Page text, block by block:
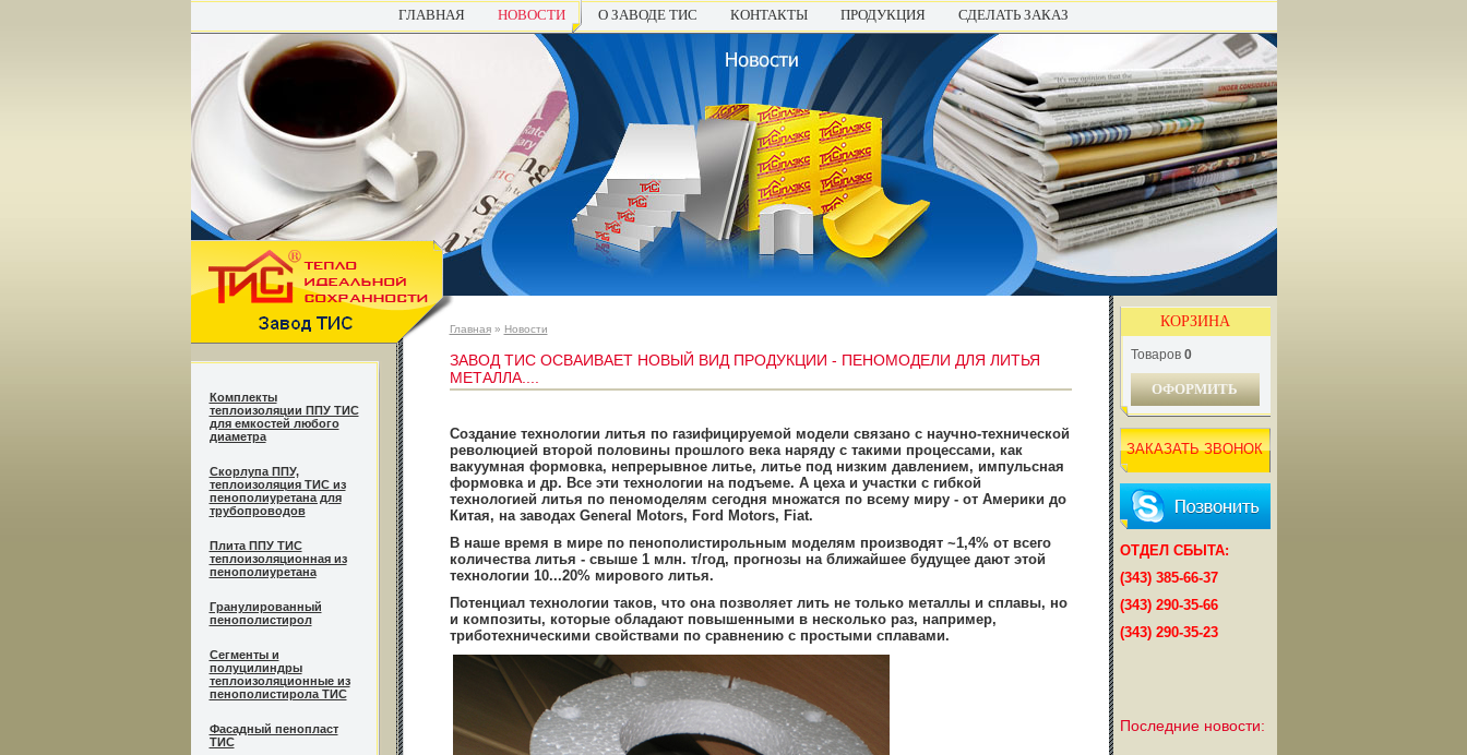
ГЛАВНАЯ НОВОСТИ О ЗАВОДЕ ТИС КОНТАКТЫ ПРОДУКЦИЯ СДЕЛАТЬ ЗАКАЗ
Комплекты
теплоизоляции ППУ ТИС
для емкостей любого
диаметра
Cкорлупа ППУ,
теплоизоляция ТИС из
пенополиуретана для
трубопроводов
Плита ППУ ТИС
теплоизоляционная из
пенополиуретана
Гранулированный
пенополистирол
Сегменты и
полуцилиндры
теплоизоляционные из
пенополистирола ТИС
Фасадный пенопласт
ТИС
Главная» Новости
ЗАВОД ТИС ОСВАИВАЕТ НОВЫЙ ВИД ПРОДУКЦИИ - ПЕНОМОДЕЛИ ДЛЯ ЛИТЬЯ
МЕТАЛЛА....
Создание технологии литья по газифицируемой модели связано с научно-технической
революцией второй половины прошлого века наряду с такими процессами, как
вакуумная формовка, непрерывное литье, литье под низким давлением, импульсная
формовка и др. Все эти технологии на подъеме. А цеха и участки с гибкой
технологией литья по пеномоделям сегодня множатся по всему миру - от Америки до
Китая, на заводах General Motors, Ford Motors, Fiat.
В наше время в мире по пенополистирольным моделям производят ~1,4% от всего
количества литья - свыше 1 млн. т/год, прогнозы на ближайшее будущее дают этой
технологии 10...20% мирового литья.
Потенциал технологии таков, что она позволяет лить не только металлы и сплавы, но
и композиты, которые обладают повышенными в несколько раз, например,
триботехническими свойствами по сравнению с простыми сплавами.
КОРЗИНА
Товаров 0
ОФОРМИТЬ
ЗАКАЗАТЬ ЗВОНОК
ОТДЕЛ СБЫТА:
(343) 385-66-37
(343) 290-35-66
(343) 290-35-23
Последние новости: